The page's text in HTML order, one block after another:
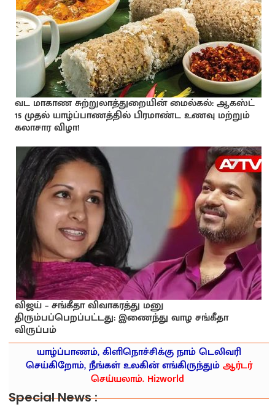
வட மாகாண சுற்றுலாத்துறையின் மைல்கல்: ஆகஸ்ட்
15 முதல் யாழ்ப்பாணத்தில் பிரமாண்ட உணவு மற்றும்
கலாசார விழா!
விஜய் – சங்கீதா விவாகரத்து மனு
திரும்பப்பெறப்பட்டது: இணைந்து வாழ சங்கீதா
விருப்பம்
யாழ்ப்பாணம், கிளிநொச்சிக்கு நாம் டெலிவரி
செய்கிறோம், நீங்கள் உலகின் எங்கிருந்தும்ஆர்டர்
செய்யலாம். Hi2world
Special News :